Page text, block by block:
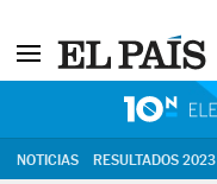
NOTICIAS RESULTADOS 2023